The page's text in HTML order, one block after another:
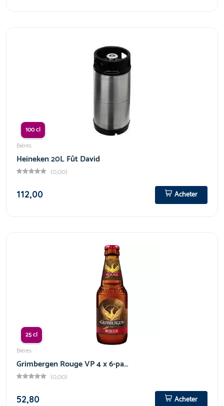
100 cl
Bières
Heineken 20L Fût David
(0,00)
112,00
Acheter
25 cl
Bières
Grimbergen Rouge VP 4 x 6-pa…
(0,00)
52,80
Acheter